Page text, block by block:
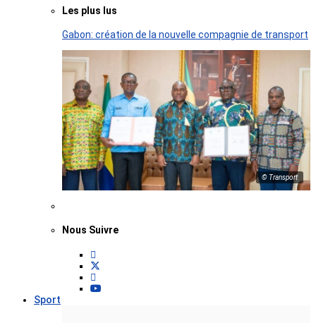
Les plus lus
Gabon: création de la nouvelle compagnie de transport
© Transport
Nous Suivre
Sport